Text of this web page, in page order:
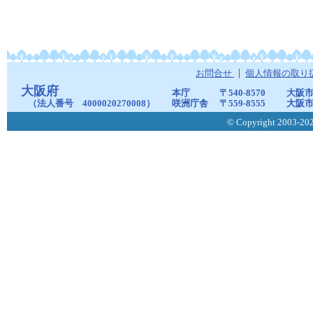
お問合せ 個人情報の取り
大阪府
（法人番号 4000020270008）
本庁 〒540-8570
大阪
咲洲庁舎
〒559-8555
大阪
© Copyright 2003-